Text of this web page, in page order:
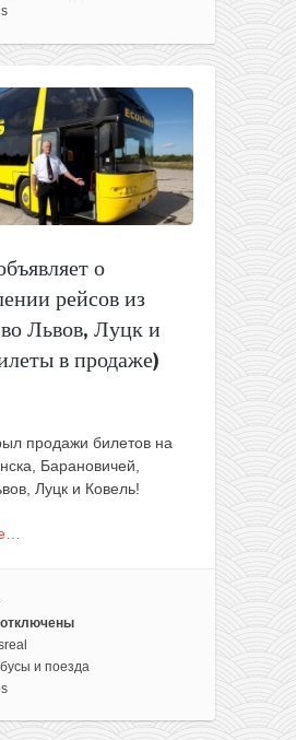
о
рейсов из
Львов, Луцк и
в продаже)
продажи билетов на
Барановичей,
Луцк и Ковель!
отключены
и поезда